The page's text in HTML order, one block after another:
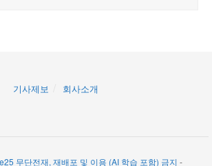
기사제보 회사소개
무단전재, 재배포 및 이용 (AI 학습 포함) 금지 -